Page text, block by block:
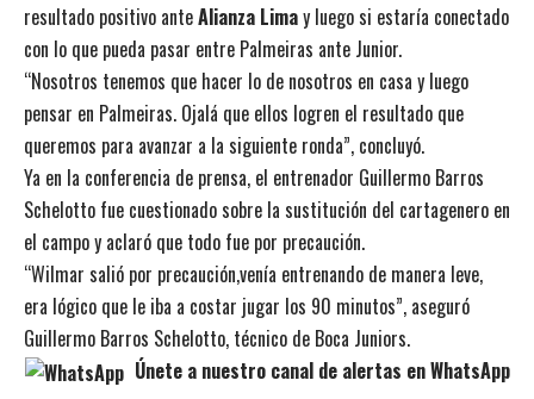
resultado positivo anteAlianza Limay luego si estaría conectado
con lo que pueda pasar entre Palmeiras ante Junior.
“Nosotros tenemos que hacer lo de nosotros en casa y luego
pensar en Palmeiras. Ojalá que ellos logren el resultado que
queremos para avanzar a la siguiente ronda”, concluyó.
Ya en la conferencia de prensa, el entrenador Guillermo Barros
Schelotto fue cuestionado sobre la sustitución del cartagenero en
el campo y aclaró que todo fue por precaución.
“Wilmar salió por precaución,venía entrenando de manera leve,
era lógico que le iba a costar jugar los 90 minutos”, aseguró
Guillermo Barros Schelotto, técnico de Boca Juniors.
Únete a nuestro canal de alertas en WhatsApp